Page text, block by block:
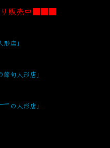
り販売中■■■
店」
節句人形店」
の人形店」